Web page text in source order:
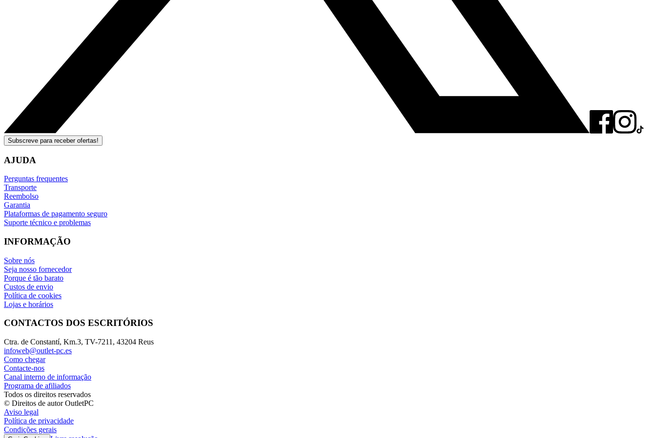
Subscreve para receber ofertas!
AJUDA
Perguntas frequentes
Transporte
Reembolso
Garantia
Plataformas de pagamento seguro
Suporte técnico e problemas
INFORMAÇÃO
Sobre nós
Seja nosso fornecedor
Porque é tão barato
Custos de envio
Política de cookies
Lojas e horários
CONTACTOS DOS ESCRITÓRIOS
Ctra. de Constantí, Km.3, TV-7211, 43204 Reus
infoweb@outlet-pc.es
Como chegar
Contacte-nos
Canal interno de informação
Programa de afiliados
Todos os direitos reservados
© Direitos de autor OutletPC
Aviso legal
Política de privacidade
Condições gerais